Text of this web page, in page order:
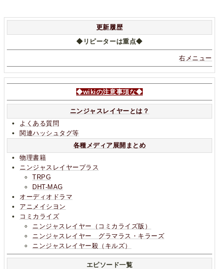
更新履歴
◆リピーターは重点◆
右メニュー
◆wikiの注意事項な◆
ニンジャスレイヤーとは？
よくある質問
関連ハッシュタグ等
各種メディア展開まとめ
物理書籍
ニンジャスレイヤープラス
TRPG
DHT-MAG
オーディオドラマ
アニメイシヨン
コミカライズ
ニンジャスレイヤー（コミカライズ版）
ニンジャスレイヤー グラマラス・キラーズ
ニンジャスレイヤー殺（キルズ）
エピソード一覧